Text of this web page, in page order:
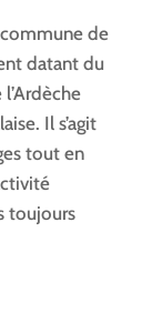
de
datant du
Il s’agit
tout en
toujours